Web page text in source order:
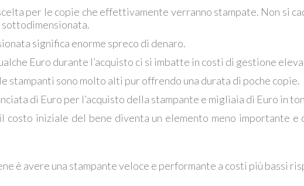
per le copie che effettivamente verranno stampate. Non si
significa enorme spreco di denaro.
Euro durante l’acquisto ci si imbatte in costi di gestione
stampanti sono molto alti pur offrendo una durata di poche copie.
di Euro per l’acquisto della stampante e migliaia di Euro in
costo iniziale del bene diventa un elemento meno importante
è avere una stampante veloce e performante a costi più bassi